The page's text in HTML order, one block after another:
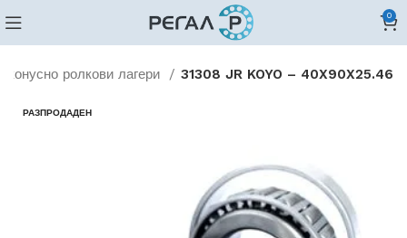
0
конусно ролкови лагери 31308 JR KOYO – 40X90X25.46
РАЗПРОДАДЕН